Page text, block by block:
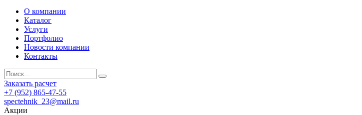
О компании
Каталог
Услуги
Портфолио
Новости компании
Контакты
Заказать расчет
+7 (952) 865-47-55
spectehnik_23@mail.ru
Акции